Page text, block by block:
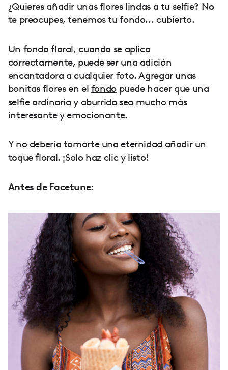
¿Quieres añadir unas flores lindas a tu selfie? No
te preocupes, tenemos tu fondo... cubierto.
Un fondo floral, cuando se aplica
correctamente, puede ser una adición
encantadora a cualquier foto. Agregar unas
bonitas flores en el fondo puede hacer que una
selfie ordinaria y aburrida sea mucho más
interesante y emocionante.
Y no debería tomarte una eternidad añadir un
toque floral. ¡Solo haz clic y listo!
Antes de Facetune: